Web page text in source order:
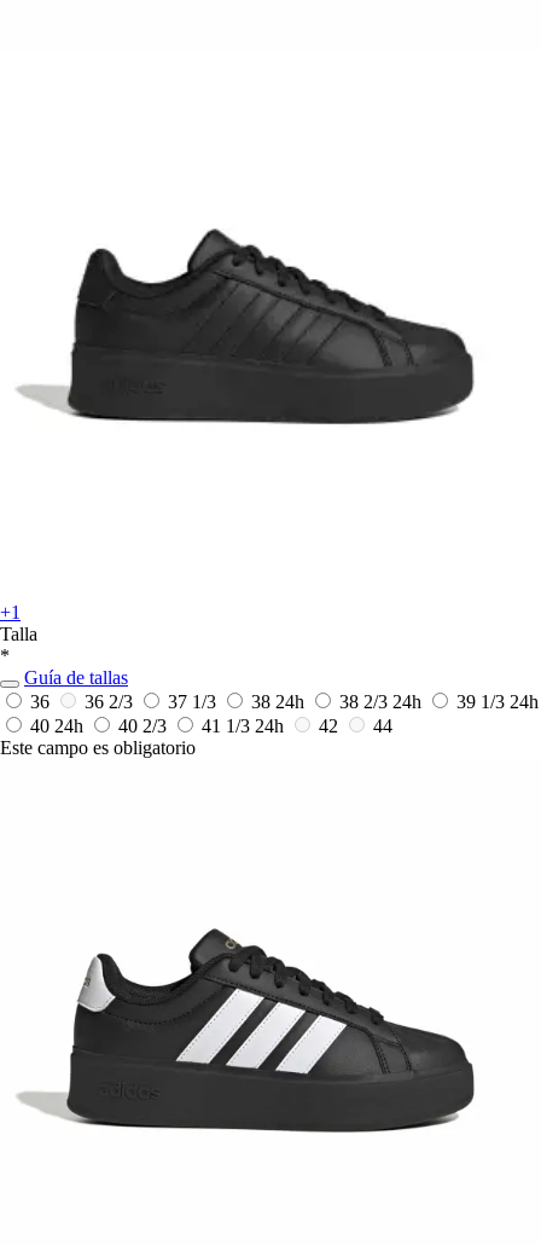
+1
Talla
*
Guía de tallas
36
36 2/3 37 1/3 38 24h 38 2/3 24h 39 1/3 24h
40 24h 40 2/3 41 1/3 24h 42
44
Este campo es obligatorio